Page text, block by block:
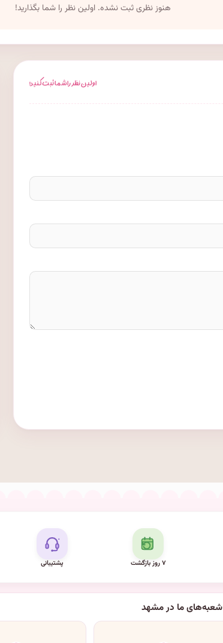
هنوز نظری ثبت نشده. اولین نظر را شما بگذارید!
اولین نظر را شما ثبت کنید!
۷ روز بازگشت پشتیبانی
شعبه‌های ما در مشهد